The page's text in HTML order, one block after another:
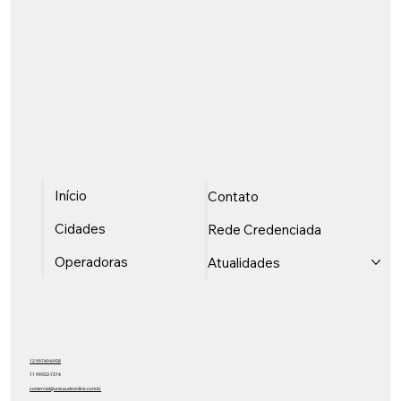
Início
Cidades
Operadoras
Contato
Rede Credenciada
Atualidades
12 99740-6958
11 99553-7374
comercial@unisaudeonline.com.br